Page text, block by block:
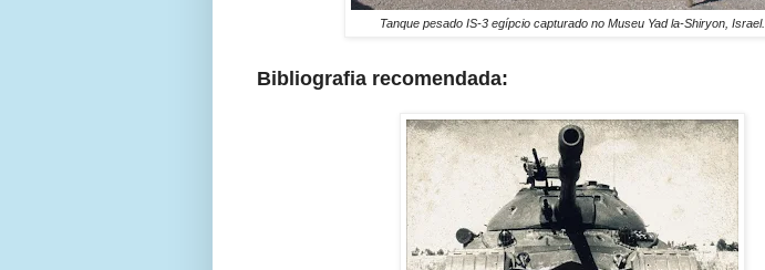
Tanque pesado IS-3 egípcio capturado no Museu Yad la-Shiryon, Israel.
Bibliografia recomendada: